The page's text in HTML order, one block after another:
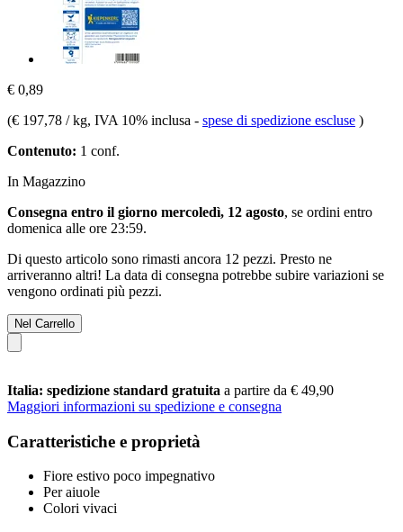
€ 0,89
(€ 197,78 / kg, IVA 10% inclusa - spese di spedizione escluse )
Contenuto: 1 conf.
In Magazzino
Consegna entro il giorno mercoledì, 12 agosto, se ordini entro
domenica alle ore 23:59.
Di questo articolo sono rimasti ancora 12 pezzi. Presto ne
arriveranno altri! La data di consegna potrebbe subire variazioni se
vengono ordinati più pezzi.
Nel Carrello
Italia: spedizione standard gratuita a partire da € 49,90
Maggiori informazioni su spedizione e consegna
Caratteristiche e proprietà
Fiore estivo poco impegnativo
Per aiuole
Colori vivaci